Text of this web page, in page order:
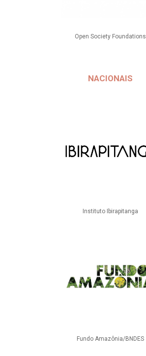
Open Society Foundations
NACIONAIS
Instituto Ibirapitanga
Fundo Amazônia/BNDES